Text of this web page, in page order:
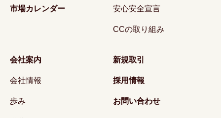
市場カレンダー 安心安全宣言
CCの取り組み
会社案内
会社情報
歩み
新規取引
採用情報
お問い合わせ